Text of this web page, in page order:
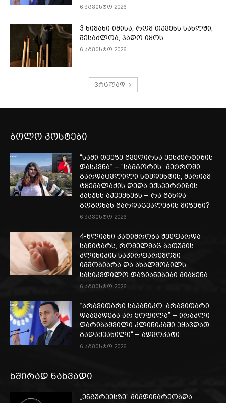
6 აგვისტო 2026
3 ნიშანი იმისა, რომ თქვენს სახლში,
შესაძლოა, ჯადო იყოს
6 აგვისტო 2026
ვრცლად
ბოლო პოსტები
“სამი თვე­ზე გვე­ღირ­სა ექ­სპერ­ტი­ზის
დას­კვნა“ – “სამგორის” მეტროში
გარდაცვლილი სტუდენტის, მარიამ
ტყემალაძის დედა ექსპერტიზის
პასუხს აქვეყნებს – რა გახდა
გოგონას გარდაცვალების მიზეზი?
6 აგვისტო 2026
4-წლიანი პატიმრობა შეეფარდა
სანიტარს, რომელმაც ბათუმის
კლინიკის საპირფარეშოში
იმშობიარა და ახალშობილს
სასიკვდილო დაზიანებები მიაყენა
6 აგვისტო 2026
“არავითარი საპანიკო, არავითარი
დაავადება არ ყოფილა” – ირაკლი
ღარიბაშვილი კლინიკაში ჰყავდათ
გადაყვანილი“ – ადვოკატი
6 აგვისტო 2026
ხშირად ნახვადი
„ენგურჰესზე“ მიმდინარეობდა